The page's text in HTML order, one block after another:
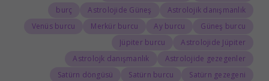
Astrolojik danışmanlık
Astrolojide Güneş
burç
Güneş burcu
Ay burcu
Merkür burcu
Venüs burcu
Astrolojide Jüpiter
Jüpiter burcu
Astrolojide gezegenler
Astrolojk danışmanlık
Satürn gezegeni
Satürn burcu
Satürn döngüsü